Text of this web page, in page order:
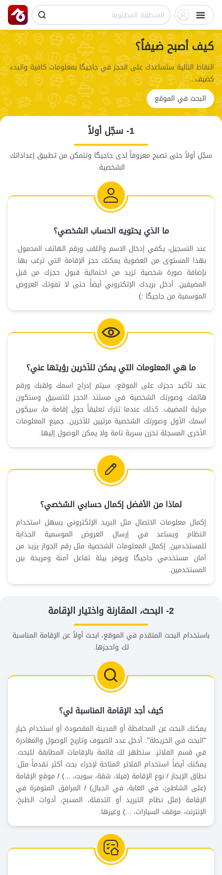
كيف أصبح ضيفاً؟
النقاط التالية ستساعدك على الحجز في جاجيگا بمعلومات كافية والبدء
كضيف...
البحث في الموقع
1- سجّل أولاً
سجّل أولاً حتى تصبح معروفاً لدى جاجيگا وتتمكن من تطبيق إعداداتك
الشخصية.
ما الذي يحتويه الحساب الشخصي؟
عند التسجيل، يكفي إدخال الاسم واللقب ورقم الهاتف المحمول.
بهذا المستوى من العضوية يمكنك حجز الإقامة التي ترغب بها.
بإضافة صورة شخصية تزيد من احتمالية قبول حجزك من قبل
المضيفين. أدخل بريدك الإلكتروني أيضاً حتى لا تفوتك العروض
الموسمية من جاجيگا :)
ما هي المعلومات التي يمكن للآخرين رؤيتها عني؟
عند تأكيد حجزك على الموقع، سيتم إدراج اسمك ولقبك ورقم
هاتفك وصورتك الشخصية في مستند الحجز للتنسيق وستكون
مرئية للمضيف. كذلك عندما تترك تعليقاً حول إقامة ما، سيكون
اسمك الأول وصورتك الشخصية مرئيين للآخرين. جميع المعلومات
الأخرى المسجلة تخزن بسرية تامة ولا يمكن الوصول إليها.
لماذا من الأفضل إكمال حسابي الشخصي؟
إكمال معلومات الاتصال مثل البريد الإلكتروني يسهل استخدام
النظام ويساعد في إرسال العروض الموسمية الجذابة
للمستخدمين. إكمال المعلومات الشخصية مثل رقم الجواز يزيد من
أمان مستخدمي جاجيگا ويوفر بيئة تفاعل آمنة ومريحة بين
المستخدمين.
2- البحث، المقارنة واختيار الإقامة
باستخدام البحث المتقدم في الموقع، ابحث أولاً عن الإقامة المناسبة
لك واحجزها.
كيف أجد الإقامة المناسبة لي؟
يمكنك البحث عن المحافظة أو المدينة المقصودة أو استخدام خيار
"البحث في الخريطة". أدخل عدد الضيوف وتاريخ الوصول والمغادرة
في قسم الفلاتر. ستظهر لك قائمة بالإقامات المطابقة للبحث.
يمكنك أيضاً استخدام الفلاتر المتاحة لإجراء بحث أكثر تقدماً مثل:
نطاق الإيجار / نوع الإقامة (فيلا، شقة، سويت، ...) / موقع الإقامة
(على الشاطئ، في الغابة، في الجبال) / المرافق المتوفرة في
الإقامة (مثل نظام التبريد أو التدفئة، المسبح، أدوات الطبخ،
الإنترنت، موقف السيارات، ...) وغيرها.